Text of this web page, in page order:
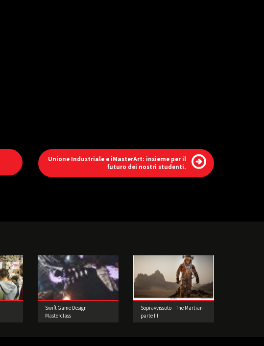
Unione Industriale e iMasterArt: insieme per il
futuro dei nostri studenti.
Swift Game Design
Masterclass
Sopravvissuto – The Martian
parte III